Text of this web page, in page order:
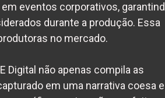
eventos corporativos,
durante a produção. Essa
no mercado.
Digital não apenas compila as
em uma narrativa coesa e